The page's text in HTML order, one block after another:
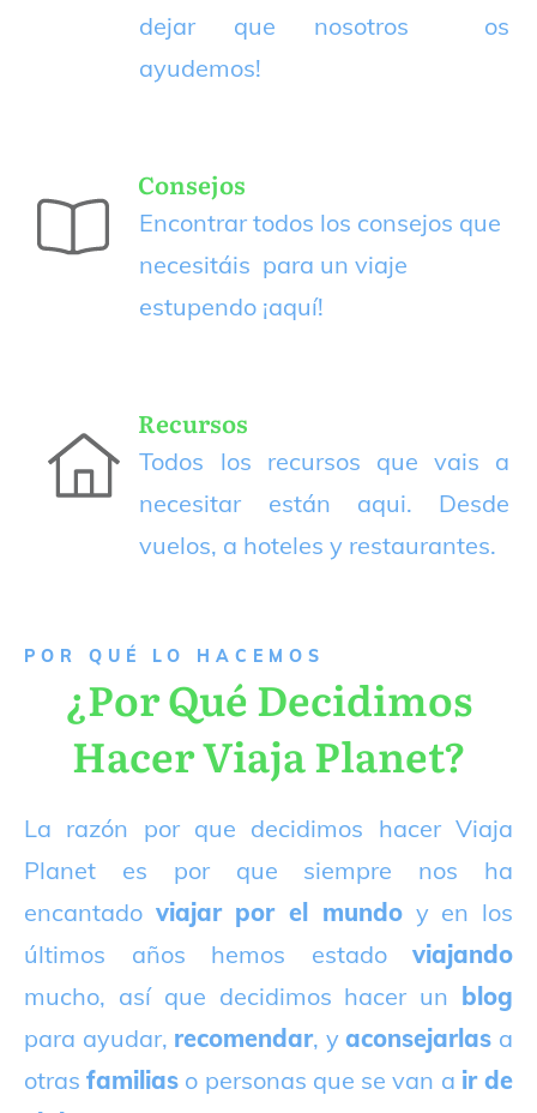
dejar que nosotros os
ayudemos!
Consejos
Encontrar todos los consejos que
necesitáis para un viaje
estupendo ¡aquí!
Recursos
Todos los recursos que vais a
necesitar están aqui. Desde
vuelos, a hoteles y restaurantes.
P OR QUÉ LO HACEMOS
¿Por Qué Decidimos
Hacer Viaja Planet?
La razón por que decidimos hacer Viaja
Planet es por que siempre nos ha
encantado viajar por el mundoy en los
últimos años hemos estado viajando
mucho, así que decidimos hacer un blog
para ayudar, recomendar, yaconsejarlas a
otrasfamilias o personas que se van a ir de